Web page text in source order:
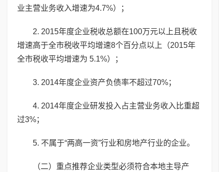
业主营业务收入增速为4.7%）；
2. 2015年度企业税收总额在100万元以上且税收
增速高于全市税收平均增速8个百分点以上（2015年
全市税收平均增速为 5.1%）；
3. 2014年度企业资产负债率不超过70%；
4. 2014年度企业研发投入占主营业务收入比重超
过3%；
5. 不属于“两高一资”行业和房地产行业的企业。
（二）重点推荐企业类型必须符合本地主导产